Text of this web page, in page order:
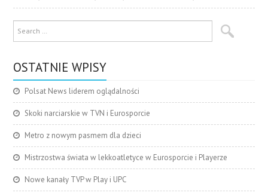
OSTATNIE WPISY
Polsat News liderem oglądalności
Skoki narciarskie w TVN i Eurosporcie
Metro z nowym pasmem dla dzieci
Mistrzostwa świata w lekkoatletyce w Eurosporcie i Playerze
Nowe kanały TVP w Play i UPC